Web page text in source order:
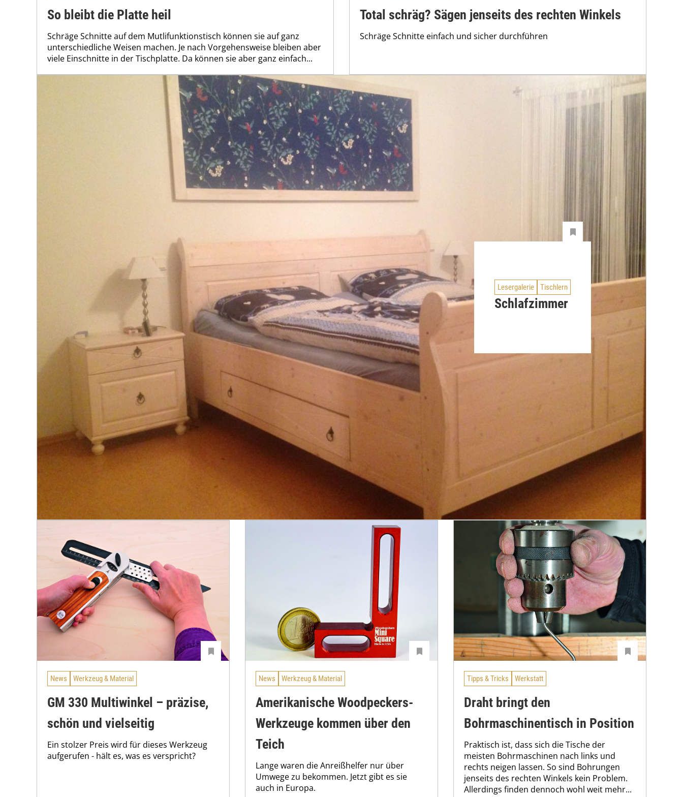
So bleibt die Platte heil
Schräge Schnitte auf dem Mutlifunktionstisch können sie auf ganz
unterschiedliche Weisen machen. Je nach Vorgehensweise bleiben aber
viele Einschnitte in der Tischplatte. Da können sie aber ganz einfach...
Total schräg? Sägen jenseits des rechten Winkels
Schräge Schnitte einfach und sicher durchführen
Lesergalerie Tischlern
Schlafzimmer
News Werkzeug & Material
GM 330 Multiwinkel – präzise,
schön und vielseitig
Ein stolzer Preis wird für dieses Werkzeug
aufgerufen - hält es, was es verspricht?
News Werkzeug & Material
Amerikanische Woodpeckers-
Werkzeuge kommen über den
Teich
Lange waren die Anreißhelfer nur über
Umwege zu bekommen. Jetzt gibt es sie
auch in Europa.
Tipps & Tricks Werkstatt
Draht bringt den
Bohrmaschinentisch in Position
Praktisch ist, dass sich die Tische der
meisten Bohrmaschinen nach links und
rechts neigen lassen. So sind Bohrungen
jenseits des rechten Winkels kein Problem.
Allerdings finden dennoch wohl weit mehr...